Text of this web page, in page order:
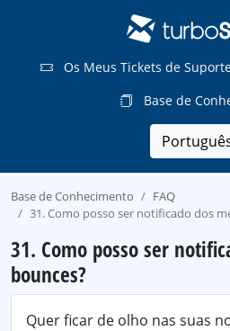
Os Meus Tickets de
Base de
Base de Conhecimento
FAQ
31. Como posso ser notificado dos
31. Como posso ser
bounces?
Quer ficar de olho nas suas